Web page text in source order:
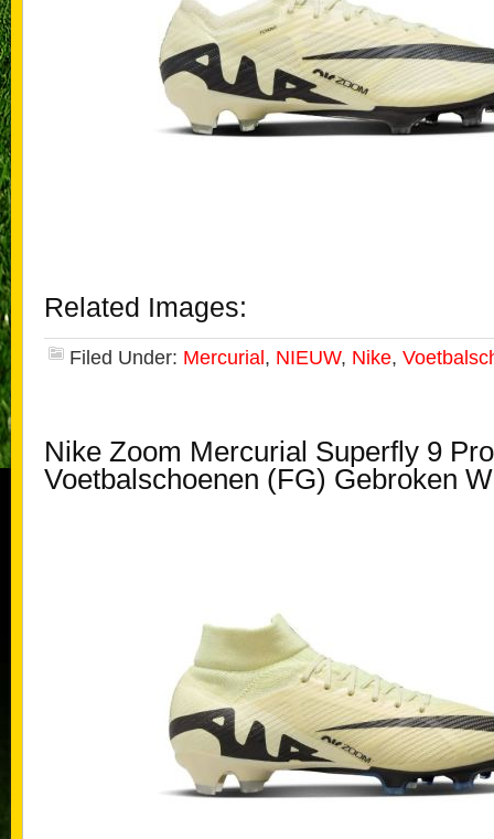
Related Images:
Filed Under: Mercurial , NIEUW, Nike,
Nike Zoom Mercurial Superfly 9
Voetbalschoenen (FG) Gebroken